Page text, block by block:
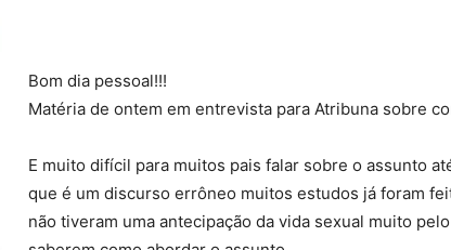
Bom dia pessoal!!!
Matéria de ontem em entrevista para Atribuna sobre
E muito difícil para muitos pais falar sobre o assunto
que é um discurso errôneo muitos estudos já foram
não tiveram uma antecipação da vida sexual muito